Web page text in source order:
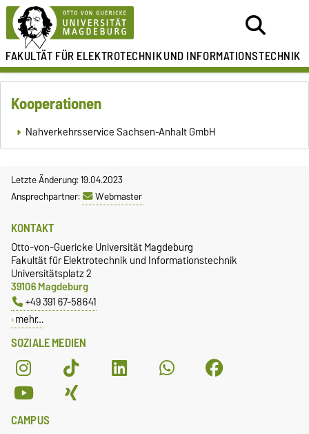
FAKULTÄT FÜR ELEKTROTECHNIKUND INFORMATIONSTECHNIK
Kooperationen
Nahverkehrsservice Sachsen-Anhalt GmbH
Letzte Änderung: 19.04.2023
Ansprechpartner:
Webmaster
SOZIALE MEDIEN
KONTAKT
Otto-von-Guericke Universität Magdeburg
Fakultät für Elektrotechnik und Informationstechnik
Universitätsplatz 2
39106 Magdeburg
+49 391 67-58641
mehr…
CAMPUS